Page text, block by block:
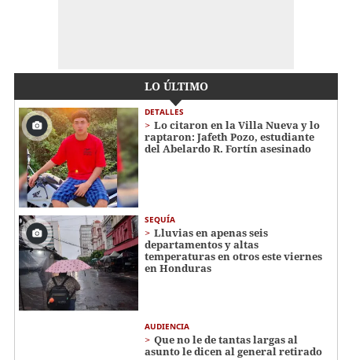
LO ÚLTIMO
DETALLES
Lo citaron en la Villa Nueva y lo
raptaron: Jafeth Pozo, estudiante
del Abelardo R. Fortín asesinado
SEQUÍA
Lluvias en apenas seis
departamentos y altas
temperaturas en otros este viernes
en Honduras
AUDIENCIA
Que no le de tantas largas al
asunto le dicen al general retirado